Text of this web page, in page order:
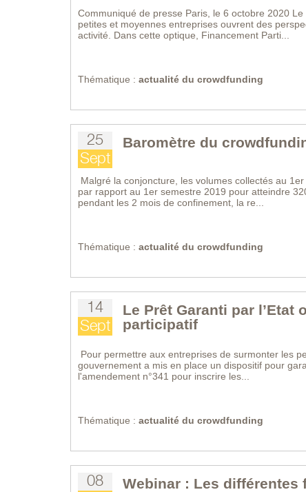
Communiqué de presse Paris, le 6 octobre 2020
petites et moyennes entreprises ouvrent des
activité. Dans cette optique, Financement Parti...
Thématique : actualité du crowdfunding
25
Sept
Baromètre du
Malgré la conjoncture, les volumes collectés au
par rapport au 1er semestre 2019 pour atteindre
pendant les 2 mois de confinement, la re...
Thématique : actualité du crowdfunding
14
Sept
Le Prêt Garanti par
participatif
Pour permettre aux entreprises de surmonter les
gouvernement a mis en place un dispositif pour
l'amendement n°341 pour inscrire les...
Thématique : actualité du crowdfunding
08
Webinar : Les différentes